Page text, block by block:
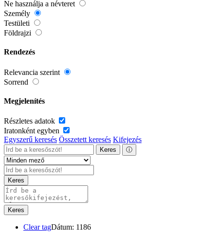
Ne használja a névteret
Személy
Testületi
Földrajzi
Rendezés
Relevancia szerint
Sorrend
Megjelenítés
Részletes adatok
Iratonként egyben
Egyszerű keresés Összetett keresés Kifejezés
Keres ⓘ
Keres
Keres
Clear tagDátum: 1186